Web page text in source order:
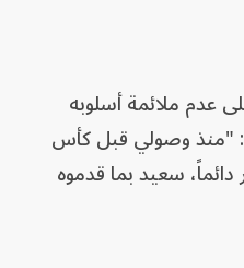
عدم ملائمة أسلوبه
"منذ وصولي قبل كأس
دائماً، سعيد بما قدموه